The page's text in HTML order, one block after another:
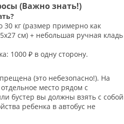
(Важно знать!)
30 кг (размер примерно как
см) + небольшая ручная кладь
1000 ₽ в одну сторону.
(это небезопасно!). На
место рядом с
бустер вы должны взять с собой
ребенка в автобус не